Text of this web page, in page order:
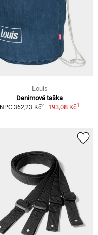
Louis
Denimová taška
NPC 362,23 Kč2 193,08 Kč1